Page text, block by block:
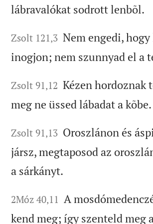
lábravalókat sodrott lenbõl.
Zsolt 121,3 Nem engedi, hogy
inogjon; nem szunnyad el a
Zsolt 91,12 Kézen hordoznak
meg ne üssed lábadat a kõbe.
Zsolt 91,13 Oroszlánon és
jársz, megtaposod az
a sárkányt.
2Móz 40,11 A
kend meg; így szenteld meg